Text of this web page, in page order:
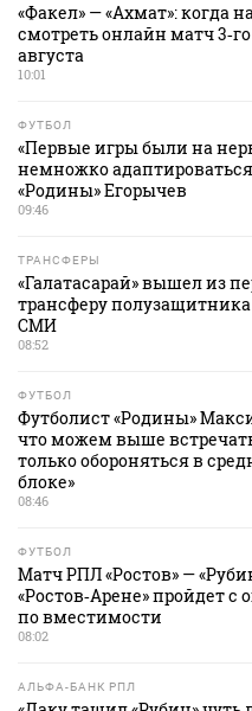
«Факел» — «Ахмат»: когда
смотреть онлайн матч
августа
10:01
ФУТБОЛ
«Первые игры были на
немножко
«Родины» Егорычев
09:46
ТРАНСФЕРЫ
«Галатасарай» вышел из
трансферу
СМИ
08:52
ФУТБОЛ
Футболист «Родины»
что можем выше
только обороняться в
блоке»
08:46
ФУТБОЛ
Матч РПЛ «Ростов» —
«Ростов‑Арене» пройдет
по вместимости
08:02
АЛЬФА-БАНК РПЛ